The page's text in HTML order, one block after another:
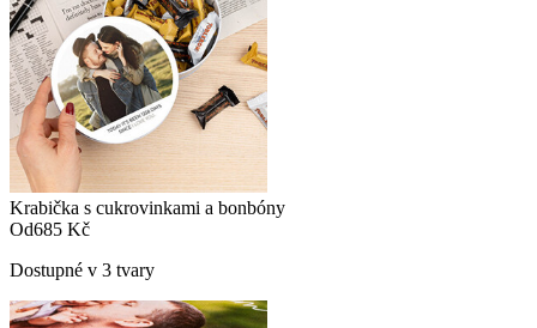
Krabička s cukrovinkami a bonbóny
Od685 Kč
Dostupné v 3 tvary